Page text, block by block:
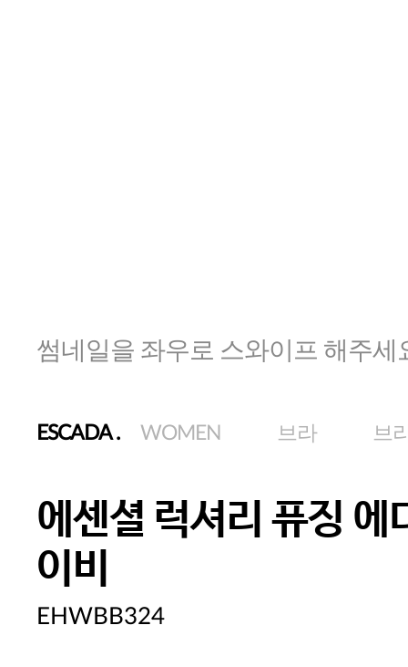
썸네일을 좌우로 스와이프 해주세
ESCADA. WOMEN 브라 브
에센셜 럭셔리 퓨징 에
이비
EHWBB324